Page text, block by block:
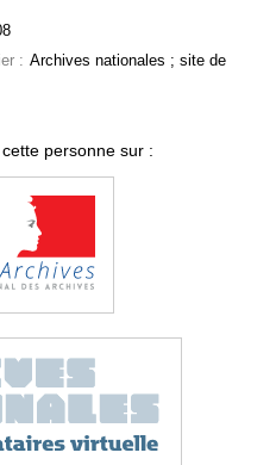
: Archives nationales ; site de
personne sur :